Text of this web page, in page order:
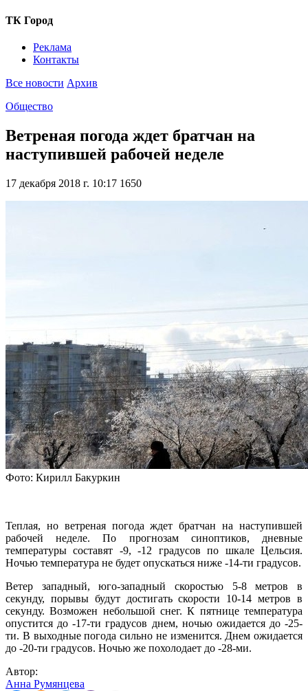
ТК Город
Реклама
Контакты
Все новости Архив
Общество
Ветреная погода ждет братчан на
наступившей рабочей неделе
17 декабря 2018 г. 10:17 1650
Фото: Кирилл Бакуркин
Теплая, но ветреная погода ждет братчан на наступившей
рабочей неделе. По прогнозам синоптиков, дневные
температуры составят -9, -12 градусов по шкале Цельсия.
Ночью температура не будет опускаться ниже -14-ти градусов.
Ветер западный, юго-западный скоростью 5-8 метров в
секунду, порывы будут достигать скорости 10-14 метров в
секунду. Возможен небольшой снег. К пятнице температура
опустится до -17-ти градусов днем, ночью ожидается до -25-
ти. В выходные погода сильно не изменится. Днем ожидается
до -20-ти градусов. Ночью же похолодает до -28-ми.
Автор:
Анна Румянцева